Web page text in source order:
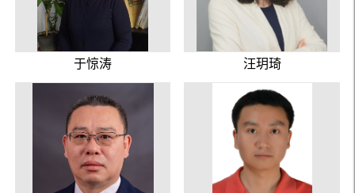
于惊涛 汪玥琦